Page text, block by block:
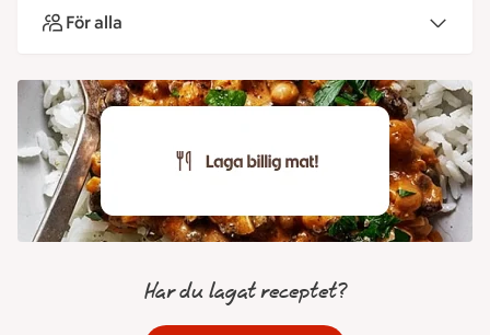
För alla
Har du lagat receptet?